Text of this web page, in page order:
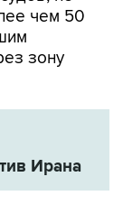
чем 50
зону
Ирана